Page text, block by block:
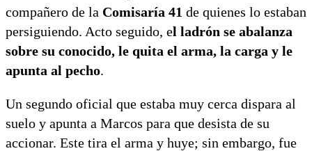
compañero de la Comisaría 41 de quienes lo estaban
persiguiendo. Acto seguido, el ladrón se abalanza
sobre su conocido, le quita el arma, la carga y le
apunta al pecho.
Un segundo oficial que estaba muy cerca dispara al
suelo y apunta a Marcos para que desista de su
accionar. Este tira el arma y huye; sin embargo, fue